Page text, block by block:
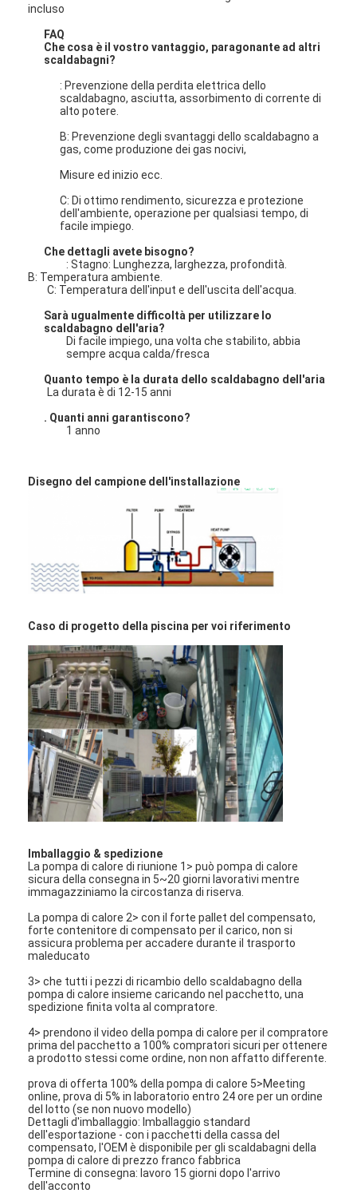
Pompa orizzontale dei residui
Pompa verticale dei residui
Pompa centrifuga dei residui
Pompa resistente dei residui
Pompa di calore di Hydronic
pompa di calore della piscina
pompa di calore ad alta temperatura
pompa centrifuga a più stadi
pompa centrifuga verticale
pompa centrifuga orizzontale
Parti della pompa dei residui
incluso
FAQ
Che cosa è il vostro vantaggio, paragonante ad altri
scaldabagni?
: Prevenzione della perdita elettrica dello
scaldabagno, asciutta, assorbimento di corrente di
alto potere.
B: Prevenzione degli svantaggi dello scaldabagno a
gas, come produzione dei gas nocivi,
Misure ed inizio ecc.
C: Di ottimo rendimento, sicurezza e protezione
dell'ambiente, operazione per qualsiasi tempo, di
facile impiego.
Che dettagli avete bisogno?
: Stagno: Lunghezza, larghezza, profondità.
B: Temperatura ambiente.
C: Temperatura dell'input e dell'uscita dell'acqua.
Sarà ugualmente difficoltà per utilizzare lo
scaldabagno dell'aria?
Di facile impiego, una volta che stabilito, abbia
sempre acqua calda/fresca
Quanto tempo è la durata dello scaldabagno dell'aria
La durata è di 12-15 anni
. Quanti anni garantiscono?
1 anno
Disegno del campione dell'installazione
Caso di progetto della piscina per voi riferimento
Imballaggio & spedizione
La pompa di calore di riunione 1> può pompa di calore
sicura della consegna in 5~20 giorni lavorativi mentre
immagazziniamo la circostanza di riserva.
La pompa di calore 2> con il forte pallet del compensato,
forte contenitore di compensato per il carico, non si
assicura problema per accadere durante il trasporto
maleducato
3> che tutti i pezzi di ricambio dello scaldabagno della
pompa di calore insieme caricando nel pacchetto, una
spedizione finita volta al compratore.
4> prendono il video della pompa di calore per il compratore
prima del pacchetto a 100% compratori sicuri per ottenere
a prodotto stessi come ordine, non non affatto differente.
prova di offerta 100% della pompa di calore 5>Meeting
online, prova di 5% in laboratorio entro 24 ore per un ordine
del lotto (se non nuovo modello)
Dettagli d'imballaggio: Imballaggio standard
dell'esportazione - con i pacchetti della cassa del
compensato, l'OEM è disponibile per gli scaldabagni della
pompa di calore di prezzo franco fabbrica
Termine di consegna: lavoro 15 giorni dopo l'arrivo
dell'acconto